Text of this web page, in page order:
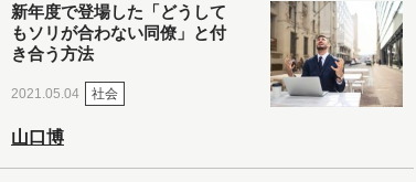
新年度で登場した「どうして
もソリが合わない同僚」と付
き合う方法
2021.05.04 社会
山口博